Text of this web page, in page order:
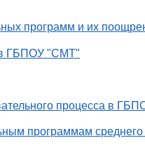
программ и их
в ГБПОУ "СМТ"
процесса в
программам